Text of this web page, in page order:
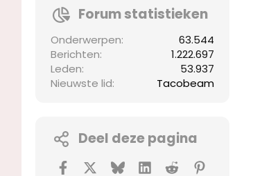
Forum statistieken
Onderwerpen
63.544
Berichten
1.222.697
Leden
53.937
Nieuwste lid
Tacobeam
Deel deze pagina
FacebookX (Twitter)
Bluesky LinkedInReddit